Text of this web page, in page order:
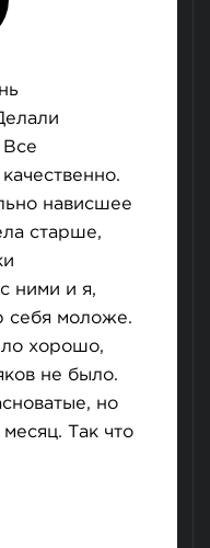
Все
нависшее
старше,
ними и я,
себя моложе.
хорошо,
не было.
но
Так что